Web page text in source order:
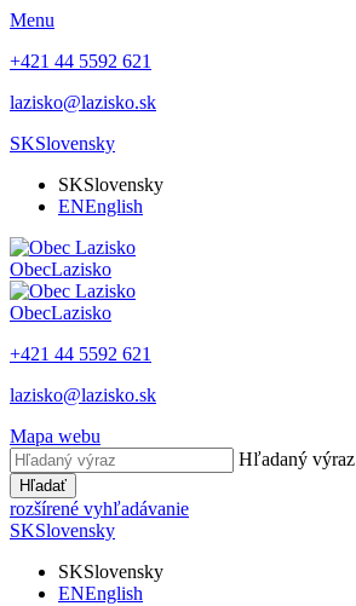
Menu
+421 44 5592 621
lazisko@lazisko.sk
SKSlovensky
SKSlovensky
ENEnglish
ObecLazisko
ObecLazisko
+421 44 5592 621
lazisko@lazisko.sk
Mapa webu
Hľadaný výraz
Hľadať
rozšírené vyhľadávanie
SKSlovensky
SKSlovensky
ENEnglish